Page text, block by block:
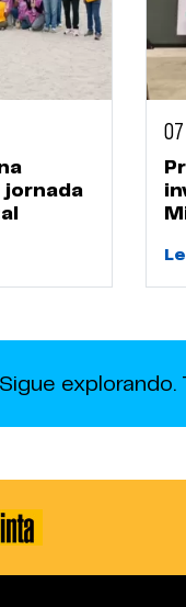
jornada
07
Sigue explorando.